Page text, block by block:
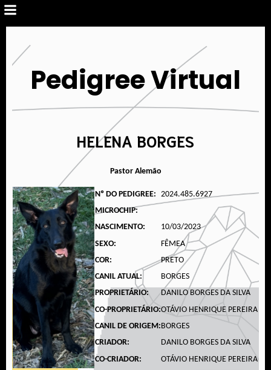
Pedigree Virtual
HELENA BORGES
Pastor Alemão
Nº DO PEDIGREE: 2024.485.6927
MICROCHIP:
NASCIMENTO:
10/03/2023
SEXO:
FÊMEA
COR:
PRETO
CANIL ATUAL:
BORGES
PROPRIETÁRIO:
DANILO BORGES DA SILVA
CO-PROPRIETÁRIO:OTÁVIO HENRIQUE PEREIRA
CANIL DE ORIGEM:BORGES
CRIADOR:
DANILO BORGES DA SILVA
CO-CRIADOR:
OTÁVIO HENRIQUE PEREIRA